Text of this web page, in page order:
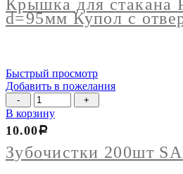
Pet
прозрач.
отверст.
упак
100шт
Крышка для стакана
d=95мм Купол с
Быстрый просмотр
Добавить в пожелания
Количество
товара
Зубочистки
200шт
SAMURAI
В корзину
Зубочистки 200шт
10.00Р